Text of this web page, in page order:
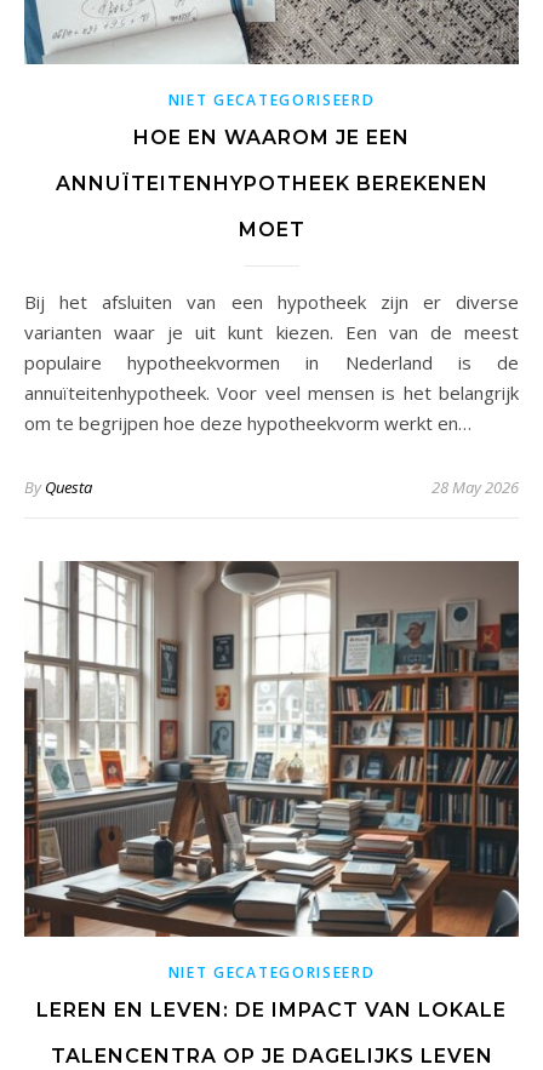
NIET GECATEGORISEERD
HOE EN WAAROM JE EEN
ANNUÏTEITENHYPOTHEEK BEREKENEN
MOET
Bij het afsluiten van een hypotheek zijn er diverse
varianten waar je uit kunt kiezen. Een van de meest
populaire hypotheekvormen in Nederland is de
annuïteitenhypotheek. Voor veel mensen is het belangrijk
om te begrijpen hoe deze hypotheekvorm werkt en…
ByQuesta 28 May 2026
NIET GECATEGORISEERD
LEREN EN LEVEN: DE IMPACT VAN LOKALE
TALENCENTRA OP JE DAGELIJKS LEVEN